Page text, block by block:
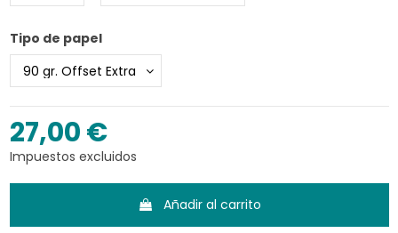
Tipo de papel
27,00 €
Impuestos excluidos
Añadir al carrito